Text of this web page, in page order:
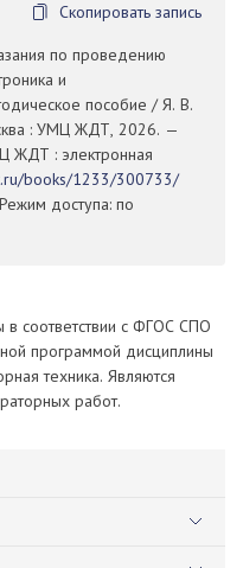
Скопировать запись
по проведению
и
пособие / Я. В.
: УМЦ ЖДТ, 2026. —
ЖДТ : электронная
books/1233/300733/
доступа: по
в соответствии с ФГОС СПО
программой дисциплины
техника. Являются
работ.